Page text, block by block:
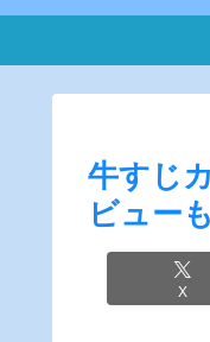
牛すじ
ビューも
X